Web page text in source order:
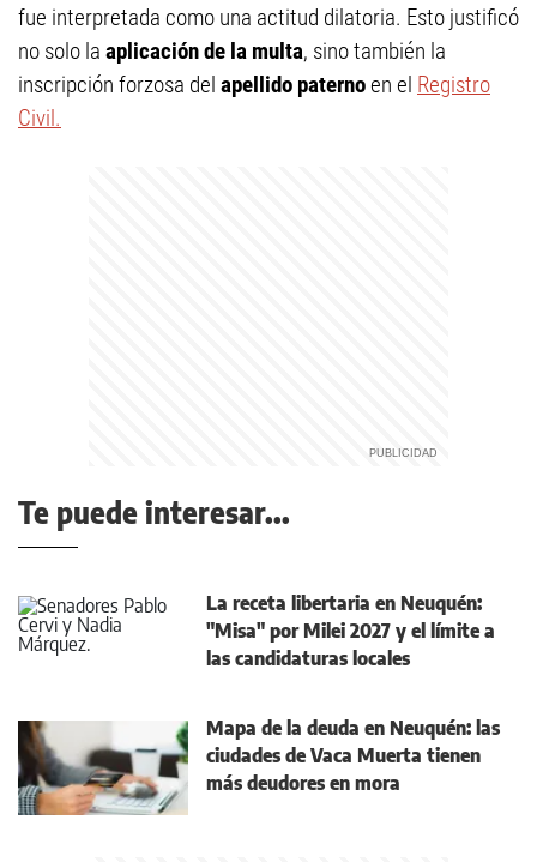
fue interpretada como una actitud dilatoria. Esto justificó
no solo la aplicación de la multa, sino también la
inscripción forzosa del apellido paternoen el Registro
Civil.
Te puede interesar...
La receta libertaria en Neuquén:
"Misa" por Milei 2027 y el límite a
las candidaturas locales
Mapa de la deuda en Neuquén: las
ciudades de Vaca Muerta tienen
más deudores en mora